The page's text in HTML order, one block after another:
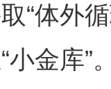
“体外
小金库